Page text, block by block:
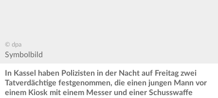
© dpa
Symbolbild
In Kassel haben Polizisten in der Nacht auf Freitag zwei
Tatverdächtige festgenommen, die einen jungen Mann vor
einem Kiosk mit einem Messer und einer Schusswaffe